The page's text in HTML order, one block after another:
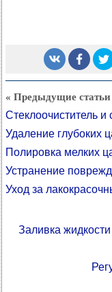
« Предыдущие статьи
Стеклоочиститель и
Удаление глубоких
Полировка мелких
Устранение
Уход за
Заливка